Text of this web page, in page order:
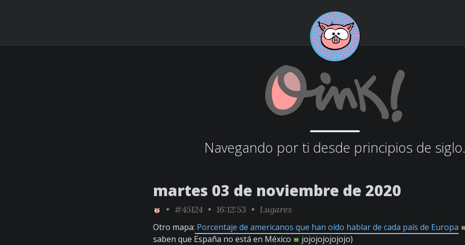
Navegando por ti desde principios de siglo.
martes 03 de noviembre de 2020
• #45124 • 16:12:53 • Lugares
Otro mapa: Porcentaje de americanos que han oído hablar de cada país de Europa
saben que España no está en México
jojojojojojojo)